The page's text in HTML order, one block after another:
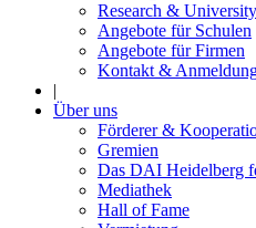
Research &
Angebote für Schulen
Angebote für Firmen
Kontakt &
|
Über uns
Förderer &
Gremien
Das DAI Heidelberg
Mediathek
Hall of Fame